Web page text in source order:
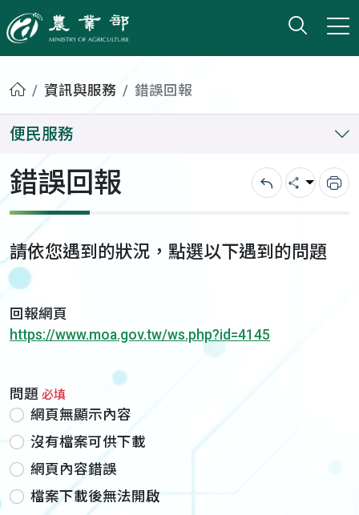
農業部
打開
小版
首頁資訊與服務 錯誤回報
便民服務
錯誤回報 回上一頁
分享 列
請依您遇到的狀況，點選以下遇到的問題
回報網頁
https://www.moa.gov.tw/ws.php?id=4145
問題 必填
網頁無顯示內容
沒有檔案可供下載
網頁內容錯誤
檔案下載後無法開啟